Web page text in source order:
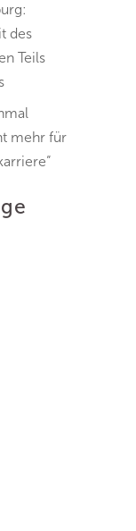
des
Teils
mehr für